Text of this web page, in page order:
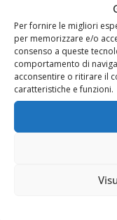
Per fornire le migliori
per memorizzare e/o
consenso a queste
comportamento di
acconsentire o ritirare il
caratteristiche e funzioni.